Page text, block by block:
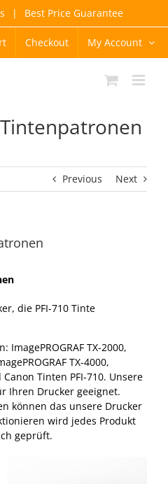
| Best Price Guarantee
Checkout My Account
Previous Next
die PFI-710 Tinte
TX-2000,
TX-4000,
Tinten PFI-710. Unsere
Ihren Drucker geeignet.
können das unsere Drucker
wird jedes Produkt
geprüft.